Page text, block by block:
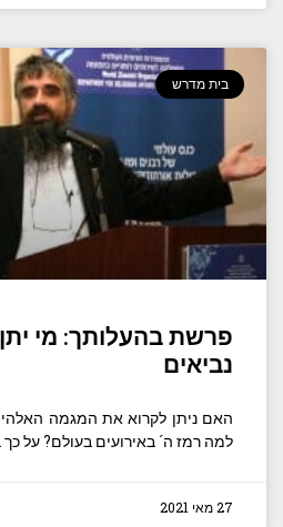
בית מדרש
פרשת בהעלותך: מי
נביאים
האם ניתן לקרוא את המגמה
למה רמז ה´ באירועים בעולם? על
27 מאי 2021